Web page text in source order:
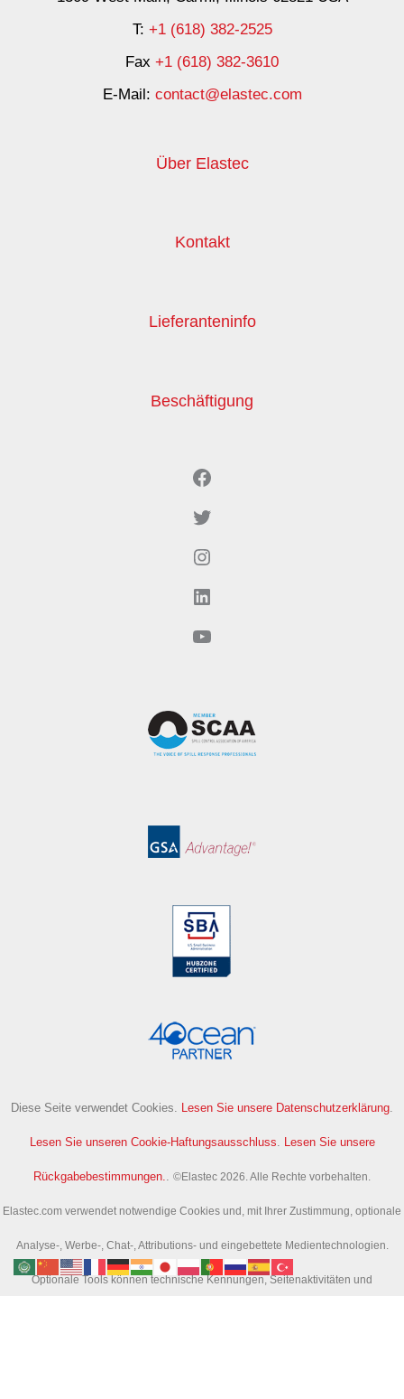
T: +1 (618) 382-2525
Fax +1 (618) 382-3610
E-Mail: contact@elastec.com
Über Elastec
Kontakt
Lieferanteninfo
Beschäftigung
Facebook
Twitter
Instagram
LinkedIn
YouTube
Diese Seite verwendet Cookies. Lesen Sie unsere Datenschutzerklärung.
Lesen Sie unseren Cookie-Haftungsausschluss. Lesen Sie unsere
Rückgabebestimmungen.. ©Elastec 2026. Alle Rechte vorbehalten.
Elastec.com verwendet notwendige Cookies und, mit Ihrer Zustimmung, optionale
Analyse-, Werbe-, Chat-, Attributions- und eingebettete Medientechnologien.
Optionale Tools können technische Kennungen, Seitenaktivitäten und